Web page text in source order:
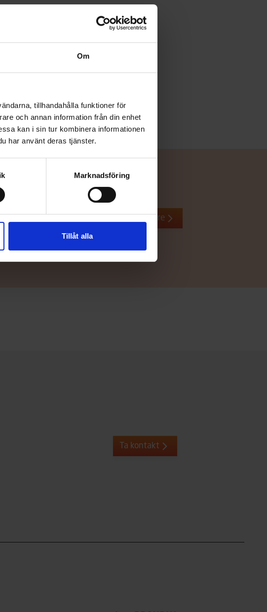
Om
tillhandahålla funktioner för
och annan information från din enhet
kan i sin tur kombinera informationen
har använt deras tjänster.
Marknadsföring
Tillåt alla
Återförsäljare
Ta kontakt